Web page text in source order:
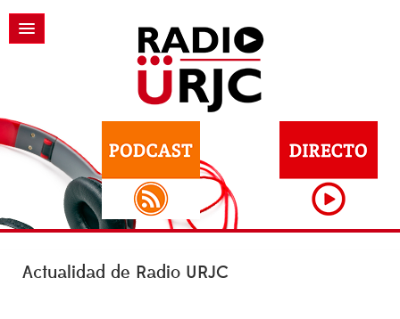
Actualidad de Radio URJC